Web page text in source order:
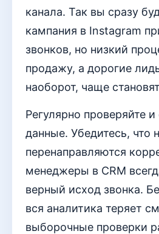
канала. Так вы сразу
кампания в Instagram
звонков, но низкий
продажу, а дорогие
наоборот, чаще
Регулярно проверяйте
данные. Убедитесь, что
перенаправляются
менеджеры в CRM
верный исход звонка.
вся аналитика теряет
выборочные проверки